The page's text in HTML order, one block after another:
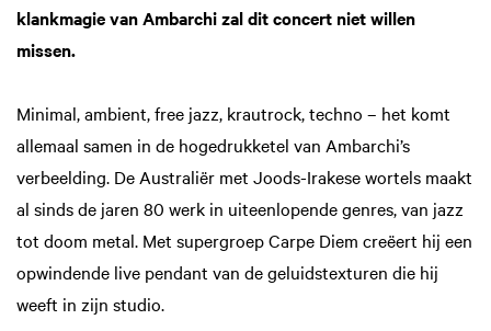
klankmagie van Ambarchi zal dit concert niet willen
missen.
Minimal, ambient, free jazz, krautrock, techno – het komt
allemaal samen in de hogedrukketel van Ambarchi’s
verbeelding. De Australiër met Joods-Irakese wortels maakt
al sinds de jaren 80 werk in uiteenlopende genres, van jazz
tot doom metal. Met supergroep Carpe Diem creëert hij een
opwindende live pendant van de geluidstexturen die hij
weeft in zijn studio.